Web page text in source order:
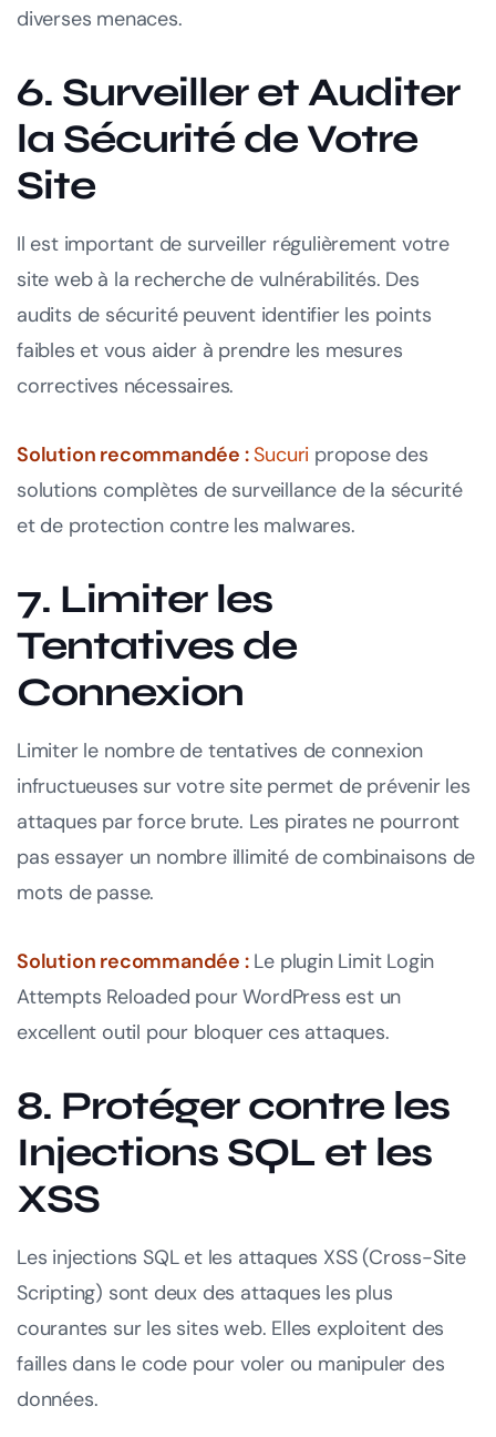
diverses menaces.
6. Surveiller et Auditer
la Sécurité de Votre
Site
Il est important de surveiller régulièrement votre
site web à la recherche de vulnérabilités. Des
audits de sécurité peuvent identifier les points
faibles et vous aider à prendre les mesures
correctives nécessaires.
Solution recommandée : Sucuri propose des
solutions complètes de surveillance de la sécurité
et de protection contre les malwares.
7. Limiter les
Tentatives de
Connexion
Limiter le nombre de tentatives de connexion
infructueuses sur votre site permet de prévenir les
attaques par force brute. Les pirates ne pourront
pas essayer un nombre illimité de combinaisons de
mots de passe.
Solution recommandée :Le plugin Limit Login
Attempts Reloaded pour WordPress est un
excellent outil pour bloquer ces attaques.
8. Protéger contre les
Injections SQL et les
XSS
Les injections SQL et les attaques XSS (Cross-Site
Scripting) sont deux des attaques les plus
courantes sur les sites web. Elles exploitent des
failles dans le code pour voler ou manipuler des
données.